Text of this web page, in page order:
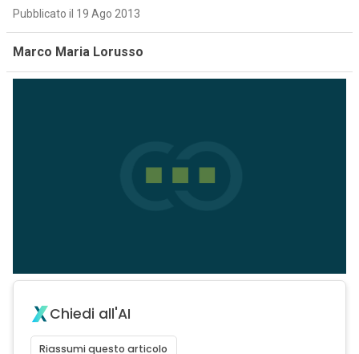
Pubblicato il 19 Ago 2013
Marco Maria Lorusso
Chiedi all'AI
Riassumi questo articolo